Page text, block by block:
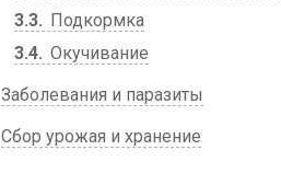
3.3
Подкормка
3.4 Окучивание
Заболевания и паразиты
Сбор урожая и хранение